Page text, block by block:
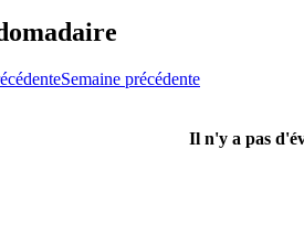
Semaine précédente
Il n'y a pas